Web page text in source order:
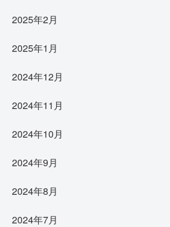
2025年2月
2025年1月
2024年12月
2024年11月
2024年10月
2024年9月
2024年8月
2024年7月